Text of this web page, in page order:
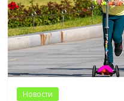
Новости